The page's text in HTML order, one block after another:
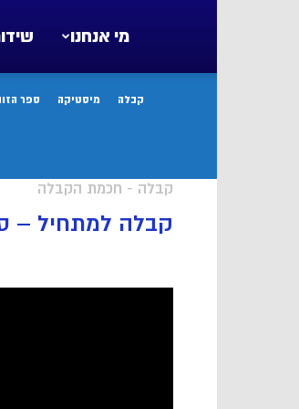
מי אנחנו
קבלה מיסטיקה ספר
קבלה - חכמת הקבלה
קבלה למתחיל –